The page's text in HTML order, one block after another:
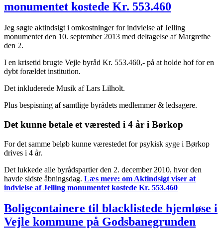
monumentet kostede Kr. 553.460
Jeg søgte aktindsigt i omkostninger for indvielse af Jelling
monumentet den 10. september 2013 med deltagelse af Margrethe
den 2.
I en krisetid brugte Vejle byråd Kr. 553.460,- på at holde hof for en
dybt forældet institution.
Det inkluderede Musik af Lars Lilholt.
Plus bespisning af samtlige byrådets medlemmer & ledsagere.
Det kunne betale et værested i 4 år i Børkop
For det samme beløb kunne værestedet for psykisk syge i Børkop
drives i 4 år.
Det lukkede alle byrådspartier den 2. december 2010, hvor den
havde sidste åbningsdag. Læs mere: om Aktindsigt viser at
indvielse af Jelling monumentet kostede Kr. 553.460
Boligcontainere til blacklistede hjemløse i
Vejle kommune på Godsbanegrunden